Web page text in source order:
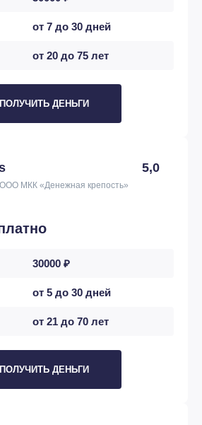
от 7 до 30 дней
от 20 до 75 лет
ПОЛУЧИТЬ ДЕНЬГИ
5,0
МКК «Денежная крепость»
30000 ₽
от 5 до 30 дней
от 21 до 70 лет
ПОЛУЧИТЬ ДЕНЬГИ